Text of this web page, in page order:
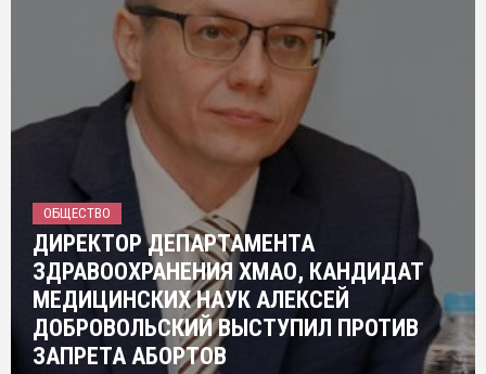
ОБЩЕСТВО
ДИРЕКТОР ДЕПАРТАМЕНТА
ЗДРАВООХРАНЕНИЯ ХМАО, КАНДИДАТ
МЕДИЦИНСКИХ НАУК АЛЕКСЕЙ
ДОБРОВОЛЬСКИЙ ВЫСТУПИЛ ПРОТИВ
ЗАПРЕТА АБОРТОВ